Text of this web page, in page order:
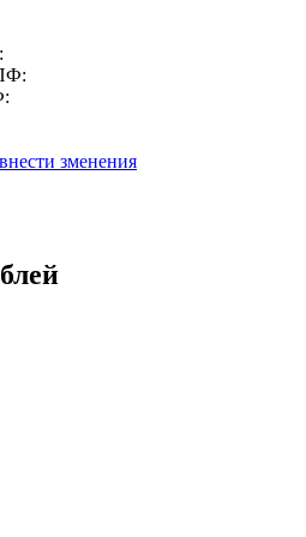
внести зменения